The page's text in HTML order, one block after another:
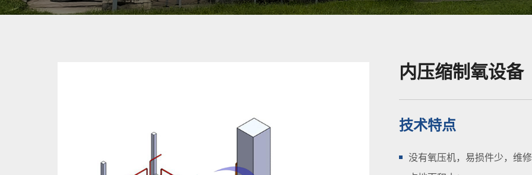
内压缩制氧设备
技术特点
没有氧压机，易损件少，维